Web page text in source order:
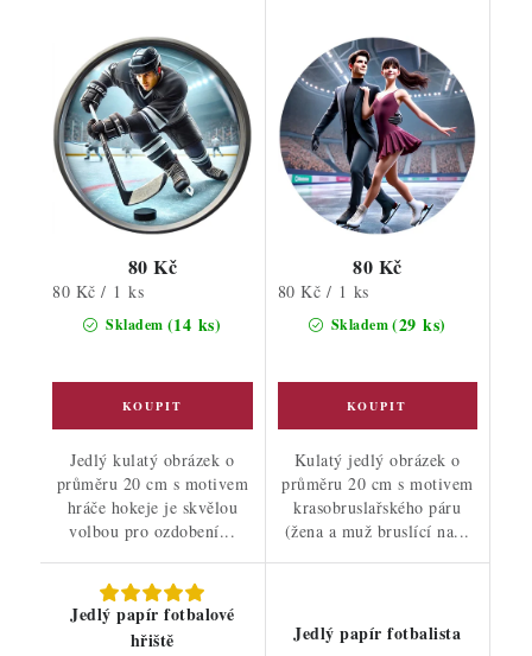
Skladem (14 ks)
80 Kč
Měrná
cena:
80 Kč / 1 ks
Jedlý kulatý obrázek o
průměru 20 cm s motivem
hráče hokeje je skvělou
volbou pro ozdobení...
Skladem(29 ks)
80 Kč
Měrná
cena:
80 Kč / 1 ks
Kulatý jedlý obrázek o
průměru 20 cm s motivem
krasobruslařského páru
(žena a muž bruslící na...
Jedlý papír fotbalové
hřiště
Jedlý papír fotbalista